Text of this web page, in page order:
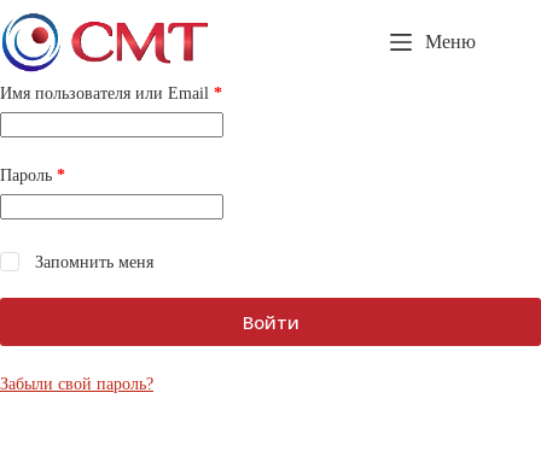
Перейти
к
сути
Меню
Имя пользователя или Email *Обязательно
Пароль *Обязательно
Запомнить меня
Войти
Забыли свой пароль?